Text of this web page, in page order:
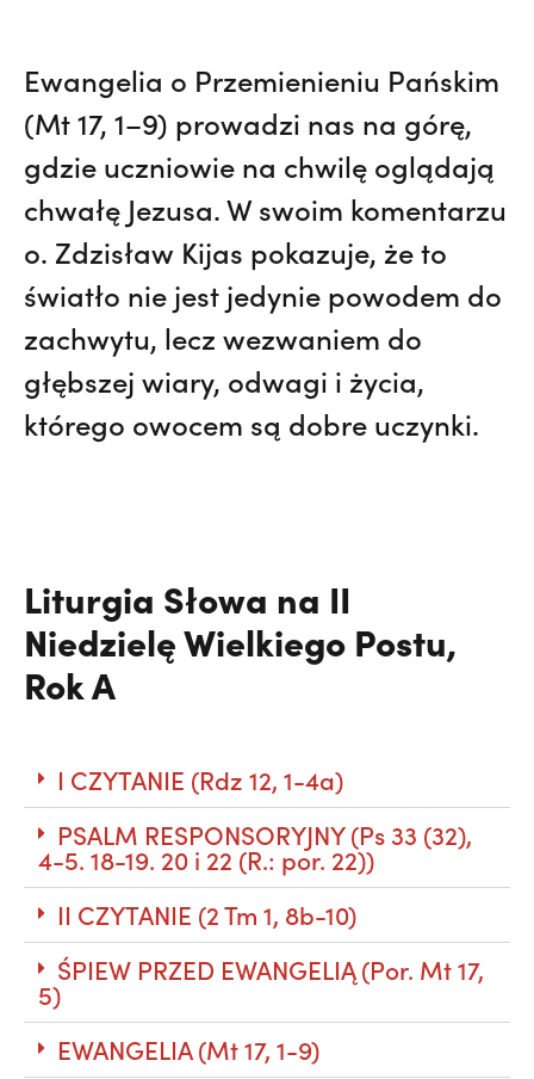
Ewangelia o Przemienieniu Pańskim
(Mt 17, 1–9) prowadzi nas na górę,
gdzie uczniowie na chwilę oglądają
chwałę Jezusa. W swoim komentarzu
o. Zdzisław Kijas pokazuje, że to
światło nie jest jedynie powodem do
zachwytu, lecz wezwaniem do
głębszej wiary, odwagi i życia,
którego owocem są dobre uczynki.
Liturgia Słowa na II
Niedzielę Wielkiego Postu,
Rok A
I CZYTANIE (Rdz 12, 1-4a)
PSALM RESPONSORYJNY (Ps 33 (32),
4-5. 18-19. 20 i 22 (R.: por. 22))
II CZYTANIE (2 Tm 1, 8b-10)
ŚPIEW PRZED EWANGELIĄ (Por. Mt 17,
5)
EWANGELIA (Mt 17, 1-9)